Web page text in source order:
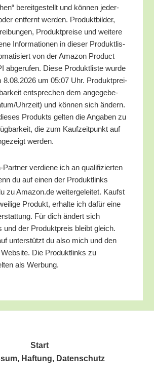
bereit­ge­stellt und kön­nen jeder­
ent­fernt wer­den. Pro­dukt­bil­der,
Pro­dukt­prei­se und wei­te­re
Infor­ma­tio­nen in die­ser Pro­dukt­lis­
von der Ama­zon Pro­duct
abge­ru­fen. Die­se Pro­dukt­lis­te wur­de
8.08.2026 um 05:07 Uhr. Pro­dukt­prei­
ent­spre­chen dem ange­ge­be­
​Uhrzeit) und kön­nen sich ändern.
Pro­dukts gel­ten die Anga­ben zu
die zum Kauf­zeit­punkt auf
werden.
Part­ner ver­die­ne ich an qua­li­fi­zier­ten
du auf einen der Pro­dukt­links
zu Amazon.de wei­ter­ge­lei­tet. Kaufst
Pro­dukt, erhal­te ich dafür eine
Für dich ändert sich
und der Pro­dukt­preis bleibt gleich.
unter­stützt du also mich und den
Die Pro­dukt­links zu
als Werbung.
Start
Haf­tung, Datenschutz